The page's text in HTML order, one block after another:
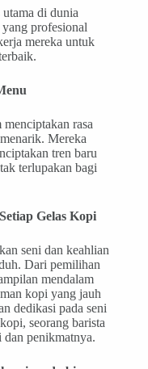
di dunia
profesional
mereka untuk
rasa
Mereka
tren baru
terlupakan bagi
Gelas Kopi
seni dan keahlian
Dari pemilihan
mendalam
kopi yang jauh
dedikasi pada seni
seorang barista
dan penikmatnya.